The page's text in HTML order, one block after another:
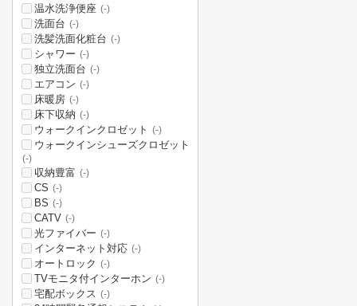
温水洗浄便座 (-)
洗面台 (-)
洗髪洗面化粧台 (-)
シャワー (-)
独立洗面台 (-)
エアコン (-)
床暖房 (-)
床下収納 (-)
ウォークインクロゼット (-)
ウォークインシューズクロゼット
(-)
収納豊富 (-)
CS (-)
BS (-)
CATV (-)
光ファイバー (-)
インターネット対応 (-)
オートロック (-)
TVモニタ付インターホン (-)
宅配ボックス (-)